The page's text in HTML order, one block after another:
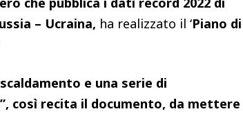
– Ucraina, ha realizzato il ‘Piano di
e una serie di
così recita il documento, da mettere